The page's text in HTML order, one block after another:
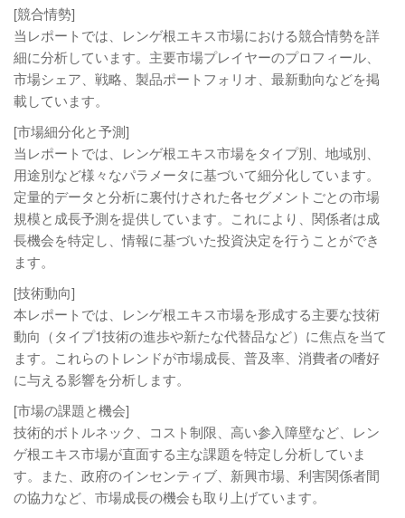
[競合情勢]
当レポートでは、レンゲ根エキス市場における競合情勢を詳
細に分析しています。主要市場プレイヤーのプロフィール、
市場シェア、戦略、製品ポートフォリオ、最新動向などを掲
載しています。
[市場細分化と予測]
当レポートでは、レンゲ根エキス市場をタイプ別、地域別、
用途別など様々なパラメータに基づいて細分化しています。
定量的データと分析に裏付けされた各セグメントごとの市場
規模と成長予測を提供しています。これにより、関係者は成
長機会を特定し、情報に基づいた投資決定を行うことができ
ます。
[技術動向]
本レポートでは、レンゲ根エキス市場を形成する主要な技術
動向（タイプ1技術の進歩や新たな代替品など）に焦点を当て
ます。これらのトレンドが市場成長、普及率、消費者の嗜好
に与える影響を分析します。
[市場の課題と機会]
技術的ボトルネック、コスト制限、高い参入障壁など、レン
ゲ根エキス市場が直面する主な課題を特定し分析していま
す。また、政府のインセンティブ、新興市場、利害関係者間
の協力など、市場成長の機会も取り上げています。